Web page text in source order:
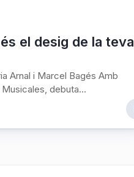
el desig de la teva
Arnal i Marcel Bagés Amb
debuta...